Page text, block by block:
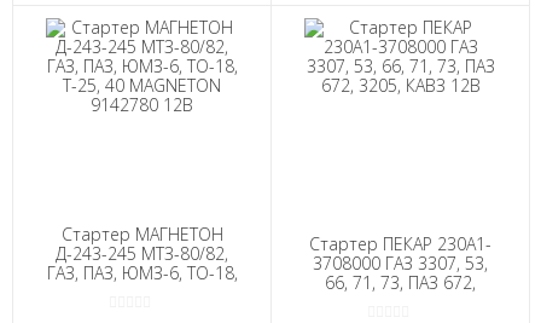
Стартер МАГНЕТОН
Д-243-245 МТЗ-80/82,
ГАЗ, ПАЗ, ЮМЗ-6, ТО-18,
Стартер ПЕКАР 230А1-
3708000 ГАЗ 3307, 53,
66, 71, 73, ПАЗ 672,